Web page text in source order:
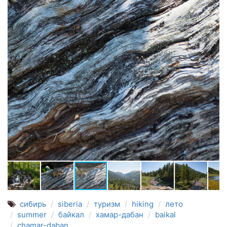
сибирь siberia туризм hiking
лето
summer
байкал хамар-дабан
baikal